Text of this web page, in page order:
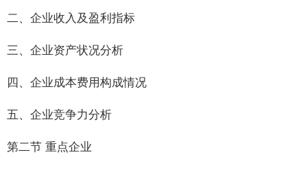
二、企业收入及盈利指标
三、企业资产状况分析
四、企业成本费用构成情况
五、企业竞争力分析
第二节 重点企业